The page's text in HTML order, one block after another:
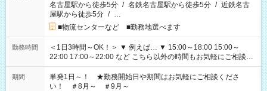
名古屋駅から徒歩5分 / 名鉄名古屋駅から徒歩5分 / 近鉄名古
屋駅から徒歩5分 / …
■物流センターなど ■勤務地選べます
勤務時間
＜1日3時間～OK！＞ ▼ 例えば… ▼ 15:00～18:00 15:00～
22:00 17:00～22:00 など こちら以外の時間もお気軽にご相談く
ださい！
期間
単発1日～！ ★勤務開始日や期間はお気軽にご相談くださ
い！ ＃8月～ ＃9月～